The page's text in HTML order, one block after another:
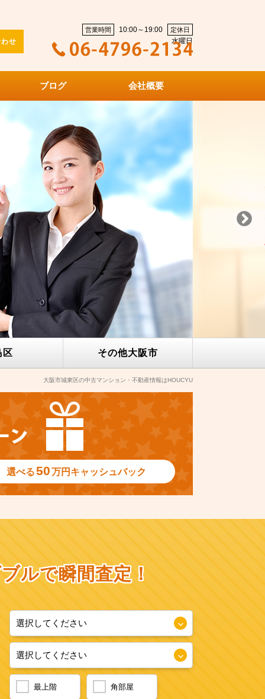
せ
営業時間 10:00～19:00 定休日
水曜日
ブログ 会社概要
区 その他大阪市
大阪市城東区の中古マンション・不動産情報はHOUCYU
選べる50万円 キャッシュバック
ルで瞬間査定！
最上階 角部屋